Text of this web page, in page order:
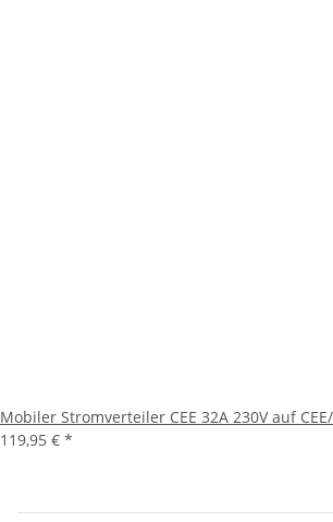
Mobiler Stromverteiler CEE 32A 230V auf
119,95 € *